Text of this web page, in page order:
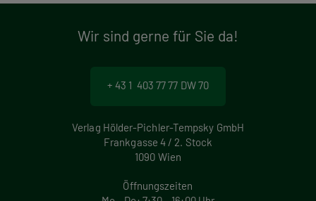
Wir sind gerne für Sie da!
+ 43 1 403 77 77 DW 70
Verlag Hölder-Pichler-Tempsky GmbH
Frankgasse 4 / 2. Stock
1090 Wien
Öffnungszeiten